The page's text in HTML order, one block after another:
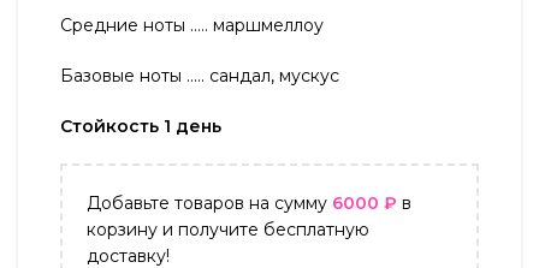
Средние ноты ….. маршмеллоу
Базовые ноты ….. сандал, мускус
Стойкость 1 день
Добавьте товаров на сумму 6000 ₽ в
корзину и получите бесплатную
доставку!